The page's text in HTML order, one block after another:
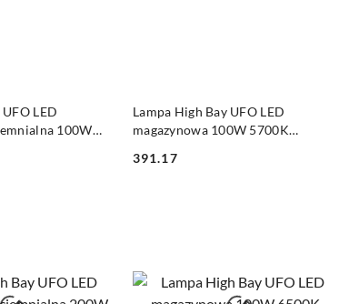
LED
100W
Lampa High Bay UFO LED
magazynowa 100W 5700K
Cena:
391.17